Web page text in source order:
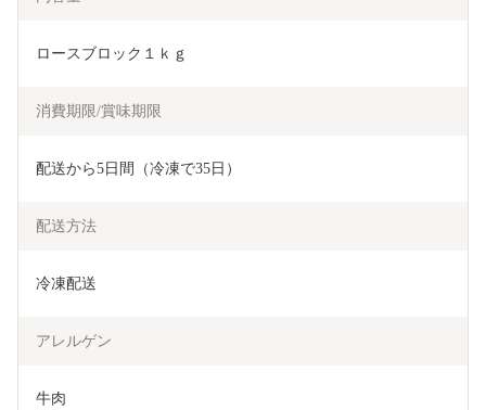
ロースブロック１ｋｇ
消費期限/賞味期限
配送から5日間（冷凍で35日）
配送方法
冷凍配送
アレルゲン
牛肉